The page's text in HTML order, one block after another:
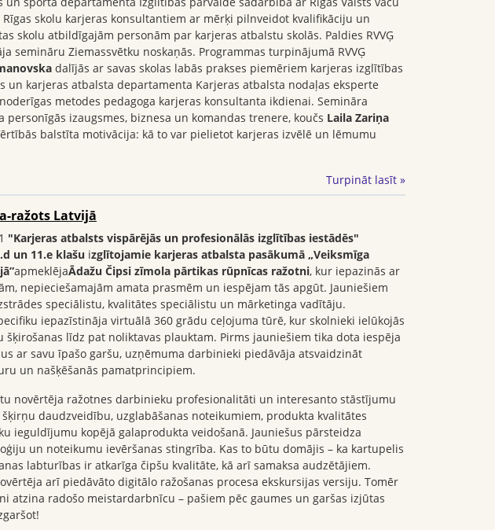
skolu karjeras konsultantiem ar mērķi pilnveidot kvalifikāciju un
skolu atbildīgajām personām par karjeras atbalstu skolās. Paldies RVVĢ
semināru Ziemassvētku noskaņās. Programmas turpinājumā RVVĢ
dalījās ar savas skolas labās prakses piemēriem karjeras izglītības
un karjeras atbalsta departamenta Karjeras atbalsta nodaļas eksperte
metodes pedagoga karjeras konsultanta ikdienai. Semināra
izaugsmes, biznesa un komandas trenere, koučs Laila Zariņa
balstīta motivācija: kā to var pielietot karjeras izvēlē un lēmumu
Turpināt lasīt »
ražots Latvijā
"Karjeras atbalsts vispārējās un profesionālās izglītības iestādēs"
un 11.e klašu izglītojamie karjeras atbalsta pasākumā „Veiksmīga
apmeklējaĀdažu Čipsi zīmola pārtikas rūpnīcas ražotni, kur iepazinās ar
nepieciešamajām amata prasmēm un iespējam tās apgūt. Jauniešiem
speciālistu, kvalitātes speciālistu un mārketinga vadītāju.
iepazīstināja virtuālā 360 grādu ceļojuma tūrē, kur skolnieki ielūkojās
līdz pat noliktavas plauktam. Pirms jauniešiem tika dota iespēja
ar savu īpašo garšu, uzņēmuma darbinieki piedāvāja atsvaidzināt
un našķēšanās pamatprincipiem.
novērtēja ražotnes darbinieku profesionalitāti un interesanto stāstījumu
daudzveidību, uzglabāšanas noteikumiem, produkta kvalitātes
ieguldījumu kopējā galaprodukta veidošanā. Jauniešus pārsteidza
un noteikumu ievēršanas stingrība. Kas to būtu domājis – ka kartupelis
labturības ir atkarīga čipšu kvalitāte, kā arī samaksa audzētājiem.
arī piedāvāto digitālo ražošanas procesa ekskursijas versiju. Tomēr
atzina radošo meistardarbnīcu – pašiem pēc gaumes un garšas izjūtas